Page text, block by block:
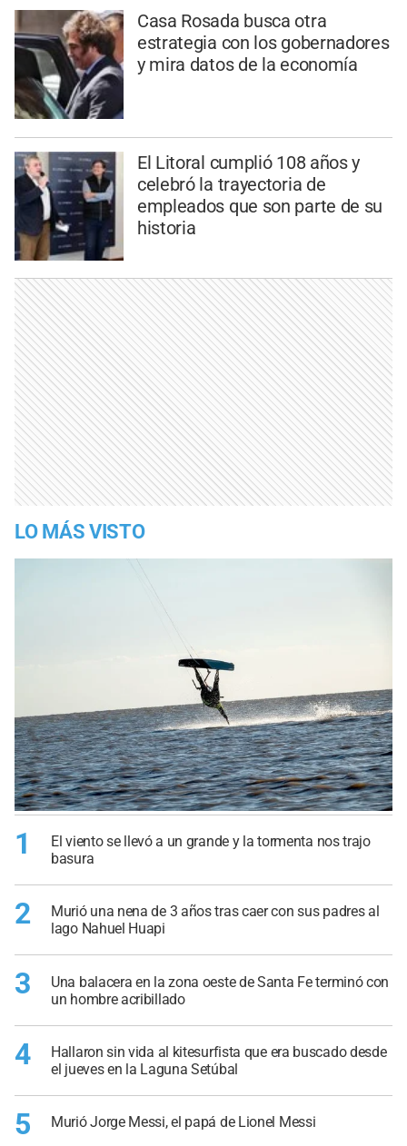
Casa Rosada busca otra
estrategia con los gobernadores
y mira datos de la economía
El Litoral cumplió 108 años y
celebró la trayectoria de
empleados que son parte de su
historia
LO MÁS VISTO
1
El viento se llevó a un grande y la tormenta nos trajo
basura
2
Murió una nena de 3 años tras caer con sus padres al
lago Nahuel Huapi
3
Una balacera en la zona oeste de Santa Fe terminó con
un hombre acribillado
4
Hallaron sin vida al kitesurfista que era buscado desde
el jueves en la Laguna Setúbal
5 Murió Jorge Messi, el papá de Lionel Messi